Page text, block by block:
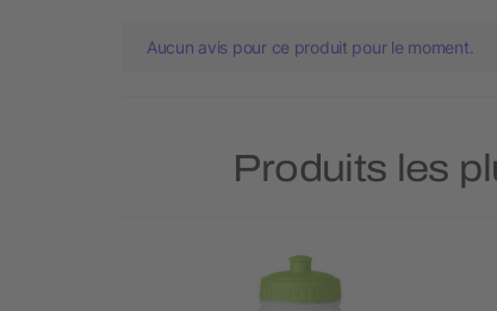
Aucun avis pour ce produit pour le moment.
Produits les